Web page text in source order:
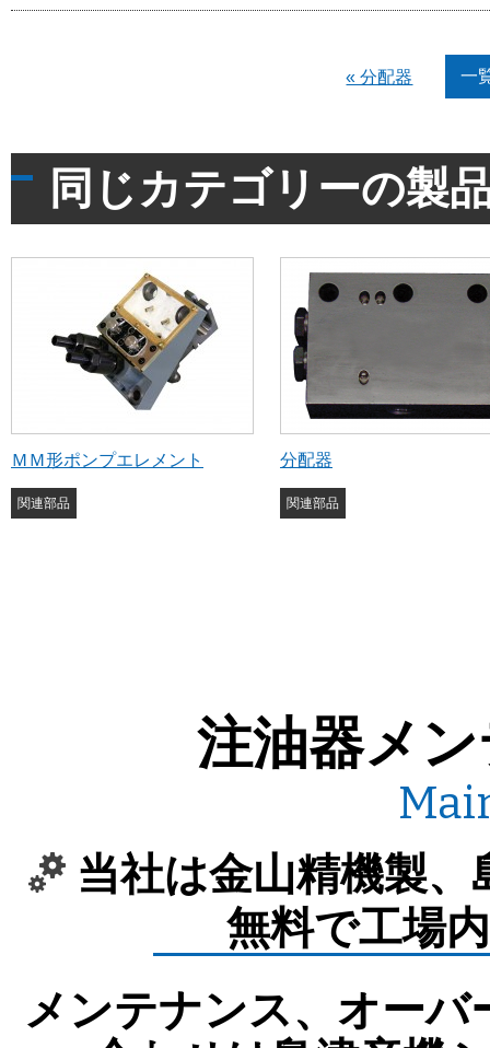
« 分配器 一
同じカテゴリーの製
ＭＭ形ポンプエレメント
関連部品
分配器
関連部品
注油器メ
当社は金山精機製
無料で工場
メンテナンス、オー